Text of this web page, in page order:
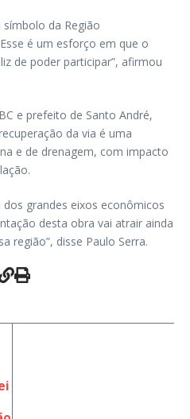
símbolo da Região
é um esforço em que o
de poder participar”, afirmou
e prefeito de Santo André,
da via é uma
e de drenagem, com impacto
dos grandes eixos econômicos
desta obra vai atrair ainda
região”, disse Paulo Serra.